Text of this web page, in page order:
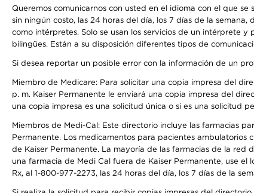
Queremos comunicarnos con usted en el idioma con el que
sin ningún costo, las 24 horas del día, los 7 días de la
como intérpretes. Solo se usan los servicios de un intérprete
bilingües. Están a su disposición diferentes tipos de
Si desea reportar un posible error con la información de un
Miembro de Medicare: Para solicitar una copia impresa del
p. m. Kaiser Permanente le enviará una copia impresa del
una copia impresa es una solicitud única o si es una solicitud
Miembros de Medi-Cal: Este directorio incluye las farmacias
Permanente. Los medicamentos para pacientes
de Kaiser Permanente. La mayoría de las farmacias de la red
una farmacia de Medi Cal fuera de Kaiser Permanente, use el
Rx, al 1-800-977-2273, las 24 horas del día, los 7 días de la